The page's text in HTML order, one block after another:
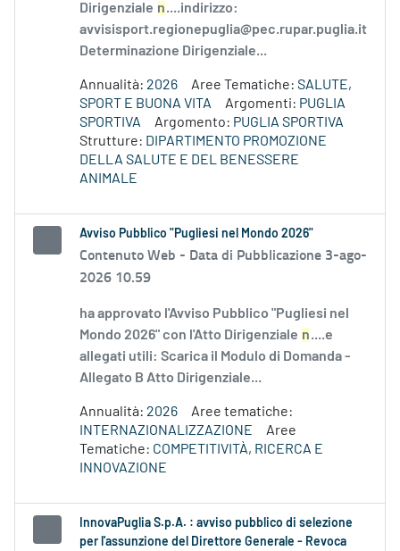
Dirigenziale n....indirizzo:
avvisisport.regionepuglia@pec.rupar.puglia.it
Determinazione Dirigenziale...
Annualità: 2026 Aree Tematiche: SALUTE,
SPORT E BUONA VITA
Argomenti: PUGLIA
SPORTIVA
Argomento: PUGLIA SPORTIVA
Strutture: DIPARTIMENTO PROMOZIONE
DELLA SALUTE E DEL BENESSERE
ANIMALE
Avviso Pubblico "Pugliesi nel Mondo 2026"
Contenuto Web - Data di Pubblicazione 3-ago-
2026 10.59
ha approvato l'Avviso Pubblico "Pugliesi nel
Mondo 2026" con l'Atto Dirigenziale n....e
allegati utili: Scarica il Modulo di Domanda -
Allegato B Atto Dirigenziale...
Annualità: 2026
Aree tematiche:
INTERNAZIONALIZZAZIONE
Aree
Tematiche: COMPETITIVITÀ, RICERCA E
INNOVAZIONE
InnovaPuglia S.p.A. : avviso pubblico di selezione
per l'assunzione del Direttore Generale - Revoca